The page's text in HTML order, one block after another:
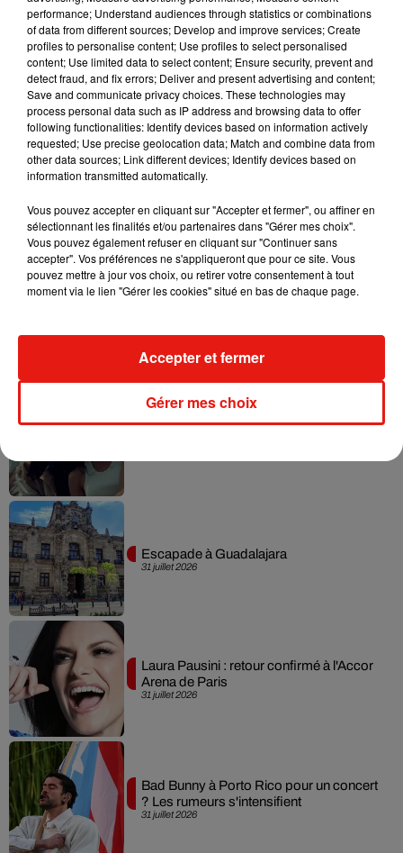
Cet élément est masqué compte-tenu du refus du
dépôt de cookies que vous avez exprimé. Si vous
souhaitez l'afficher, merci de nous donner votre accord
en cliquant sur le bouton ci-dessous.
Afficher l'élément
La Vallée des fous• De Xavier Beauvois • Avec Jean-Paul
novembre 2024
Gladiator II• De Ridley Scott • Avec Paul Mescal, Denzel
Washington, Pedro Pascal… • Sortie le 13 novembre 2024
Benny Blanco invite Selena Gomez et
31 juillet 2026
Escapade à Guadalajara
31 juillet 2026
Laura Pausini : retour confirmé à l'Accor
Arena de Paris
31 juillet 2026
Bad Bunny à Porto Rico pour un concert
? Les rumeurs s'intensifient
performance; Understand audiences through statistics or combinations
of data from different sources; Develop and improve services; Create
profiles to personalise content; Use profiles to select personalised
content; Use limited data to select content; Ensure security, prevent and
detect fraud, and fix errors; Deliver and present advertising and content;
Save and communicate privacy choices. These technologies may
process personal data such as IP address and browsing data to offer
following functionalities: Identify devices based on information actively
requested; Use precise geolocation data; Match and combine data from
other data sources; Link different devices; Identify devices based on
information transmitted automatically.
Vous pouvez accepter en cliquant sur "Accepter et fermer", ou affiner en
sélectionnant les finalités et/ou partenaires dans "Gérer mes choix".
Vous pouvez également refuser en cliquant sur "Continuer sans
accepter". Vos préférences ne s'appliqueront que pour ce site. Vous
pouvez mettre à jour vos choix, ou retirer votre consentement à tout
moment via le lien "Gérer les cookies" situé en bas de chaque page.
Gérer mes choix
Accepter et fermer